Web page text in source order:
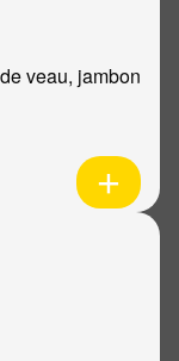
veau, jambon